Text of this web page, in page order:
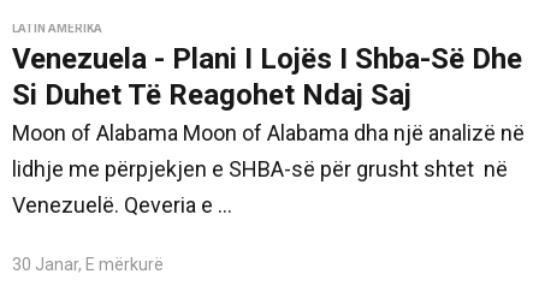
LATIN AMERIKA
Venezuela - Plani I Lojës I Shba-Së Dhe
Si Duhet Të Reagohet Ndaj Saj
Moon of Alabama Moon of Alabama dha një analizë në
lidhje me përpjekjen e SHBA-së për grusht shtet në
Venezuelë. Qeveria e ...
30 Janar, E mërkurë